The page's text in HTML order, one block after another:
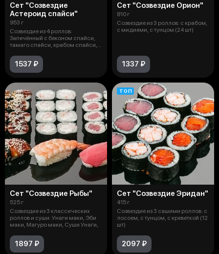
Сет "Созвездие
Астероид спайси"
953 г
Созвездие из 4 роллов:
Запечённый с беконом спайси,
тамаго спайси, крабом спайси,
1537 ₽
Сет "Созвездие Орион"
810 г
Созвездие из 3 роллов: с крабом,
с мидиями, с тунцом (24 шт)
1337 ₽
Сет "Созвездие Рыбы"
525 г
Созвездие из 3 классических
роллов и суши: Унаги маки, Эби
маки, Магуро маки, Суши Унаги,
1897 ₽
ТОП
Сет "Созвездие Эридан"
415 г
Созвездие из 3 сашими роллов: с
лосоем, с тунцом, с креветкой (12
шт)
2097 ₽